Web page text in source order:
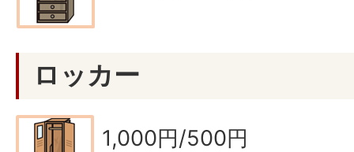
ロッカー
1,000円/500円